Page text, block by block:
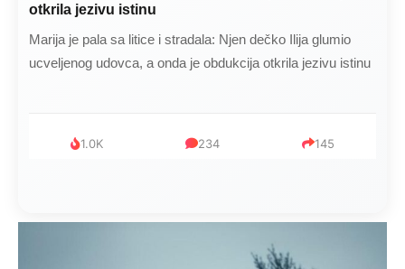
otkrila jezivu istinu
Marija je pala sa litice i stradala: Njen dečko Ilija glumio
ucveljenog udovca, a onda je obdukcija otkrila jezivu istinu
1.0K 234 145